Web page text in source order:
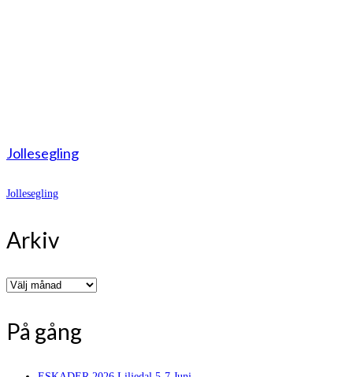
Jollesegling
Jollesegling
Arkiv
Arkiv
På gång